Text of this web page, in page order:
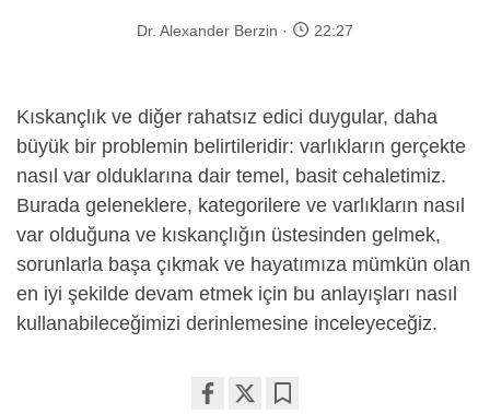
Dr. Alexander Berzin 22:27
Kıskançlık ve diğer rahatsız edici duygular, daha
büyük bir problemin belirtileridir: varlıkların gerçekte
nasıl var olduklarına dair temel, basit cehaletimiz.
Burada geleneklere, kategorilere ve varlıkların nasıl
var olduğuna ve kıskançlığın üstesinden gelmek,
sorunlarla başa çıkmak ve hayatımıza mümkün olan
en iyi şekilde devam etmek için bu anlayışları nasıl
kullanabileceğimizi derinlemesine inceleyeceğiz.